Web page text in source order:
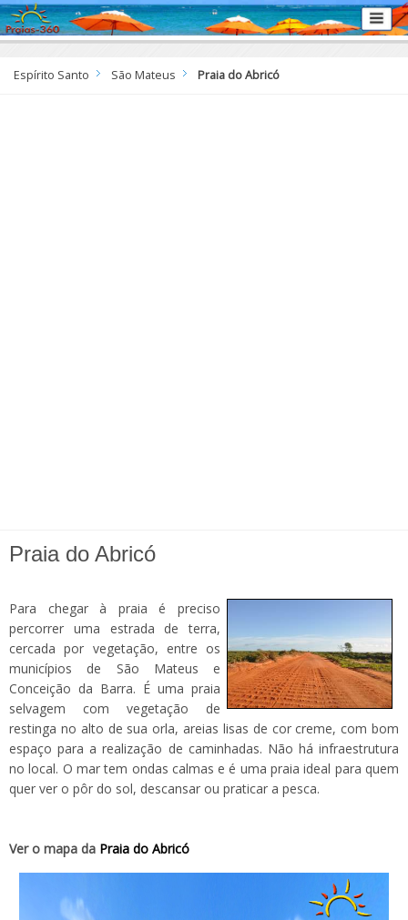
Espírito Santo São Mateus Praia do Abricó
Praia do Abricó
Para chegar à praia é preciso
percorrer uma estrada de terra,
cercada por vegetação, entre os
municípios de São Mateus e
Conceição da Barra. É uma praia
selvagem com vegetação de
restinga no alto de sua orla, areias lisas de cor creme, com bom
espaço para a realização de caminhadas. Não há infraestrutura
no local. O mar tem ondas calmas e é uma praia ideal para quem
quer ver o pôr do sol, descansar ou praticar a pesca.
Ver o mapa da Praia do Abricó